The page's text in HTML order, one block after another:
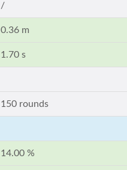
/
0.36 m
1.70 s
150 rounds
14.00 %